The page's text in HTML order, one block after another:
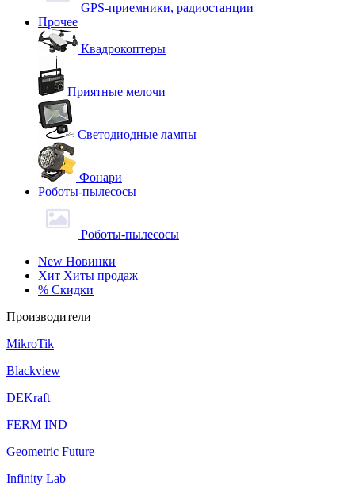
GPS-приемники, радиостанции
Прочее
Квадрокоптеры
Приятные мелочи
Светодиодные лампы
Фонари
Роботы-пылесосы
Роботы-пылесосы
New Новинки
Хит Хиты продаж
% Скидки
Производители
MikroTik
Blackview
DEKraft
FERM IND
Geometric Future
Infinity Lab